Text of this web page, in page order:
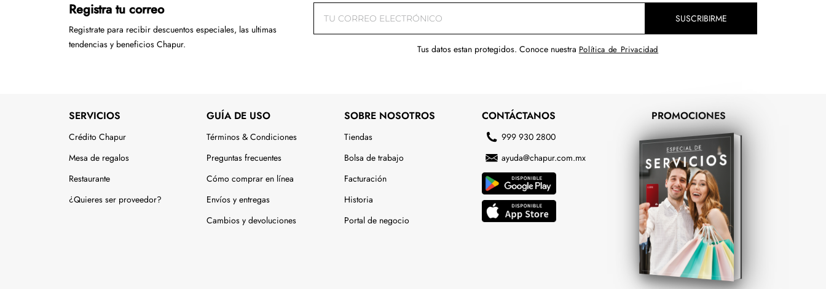
Registra tu correo
Registrate para recibir descuentos especiales, las ultimas
tendencias y beneficios Chapur.
SUSCRIBIRME
Tus datos estan protegidos. Conoce nuestra Política de Privacidad
SERVICIOS
Crédito Chapur
Mesa de regalos
Restaurante
¿Quieres ser proveedor?
GUÍA DE USO
Términos & Condiciones
Preguntas frecuentes
Cómo comprar en línea
Envíos y entregas
Cambios y devoluciones
SOBRE NOSOTROS
Tiendas
Bolsa de trabajo
Facturación
Historia
Portal de negocio
CONTÁCTANOS
999 930 2800
ayuda@chapur.com.mx
PROMOCIONES